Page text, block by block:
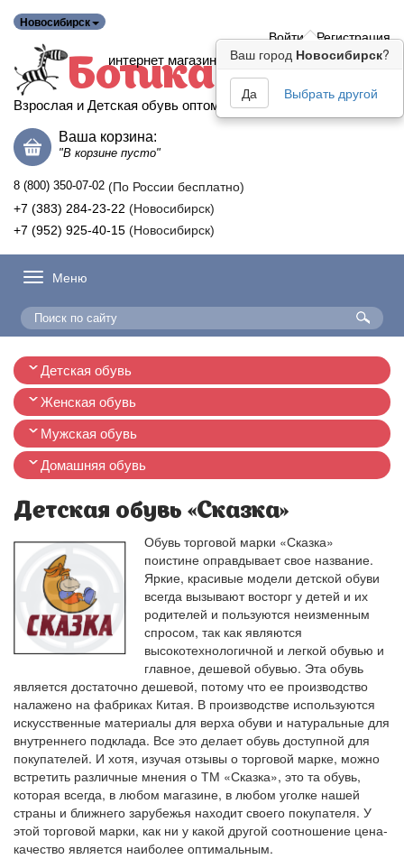
Новосибирск
Ваш город Новосибирск?
Да Выбрать другой
Войти Регистрация
интернет магазин
Ботика
Взрослая и Детская обувь оптом
Ваша корзина:
"В корзине пусто"
8 (800) 350-07-02 (По России бесплатно)
+7 (383) 284-23-22 (Новосибирск)
+7 (952) 925-40-15 (Новосибирск)
Меню
Детская обувь
Женская обувь
Мужская обувь
Домашняя обувь
Детская обувь «Сказка»
Обувь торговой марки «Сказка»
поистине оправдывает свое название.
Яркие, красивые модели детской обуви
всегда вызывают восторг у детей и их
родителей и пользуются неизменным
спросом, так как являются
высокотехнологичной и легкой обувью и
главное, дешевой обувью. Эта обувь
является достаточно дешевой, потому что ее производство
налажено на фабриках Китая. В производстве используются
искусственные материалы для верха обуви и натуральные для
внутреннего подклада. Все это делает обувь доступной для
покупателей. И хотя, изучая отзывы о торговой марке, можно
встретить различные мнения о ТМ «Сказка», это та обувь,
которая всегда, в любом магазине, в любом уголке нашей
страны и ближнего зарубежья находит своего покупателя. У
этой торговой марки, как ни у какой другой соотношение цена-
качество является наиболее оптимальным.